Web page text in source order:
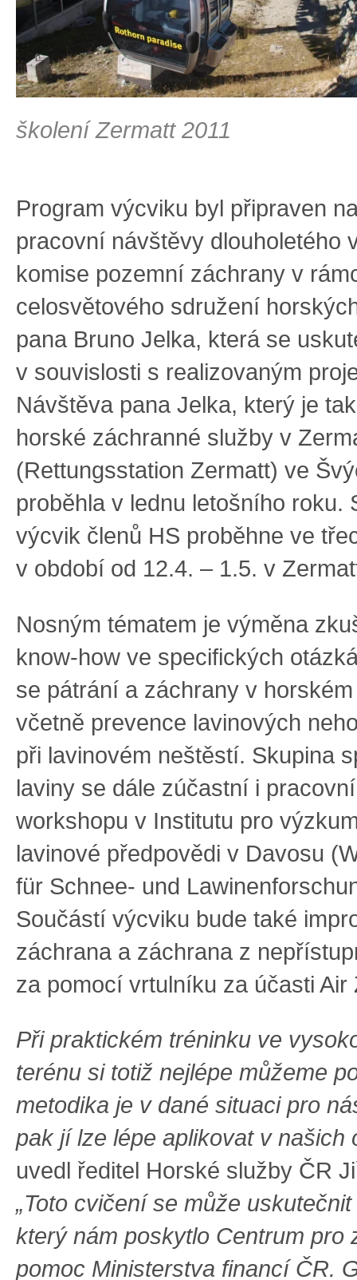
školení Zermatt 2011
Program výcviku byl připraven
pracovní návštěvy dlouholetého
komise pozemní záchrany v
celosvětového sdružení
pana Bruno Jelka, která se
v souvislosti s realizovaným
Návštěva pana Jelka, který je
horské záchranné služby v
(Rettungsstation Zermatt) ve
proběhla v lednu letošního roku.
výcvik členů HS proběhne ve
v období od 12.4. – 1.5. v
Nosným tématem je výměna
know-how ve specifických
se pátrání a záchrany v
včetně prevence lavinových
při lavinovém neštěstí. Skupina
laviny se dále zúčastní i
workshopu v Institutu pro
lavinové předpovědi v Davosu
für Schnee- und
Součástí výcviku bude také
záchrana a záchrana z
za pomocí vrtulníku za účasti Air
Při praktickém tréninku ve
terénu si totiž nejlépe můžeme
metodika je v dané situaci pro
pak jí lze lépe aplikovat v našich
uvedl ředitel Horské služby ČR
„Toto cvičení se může
který nám poskytlo Centrum pro
pomoc Ministerstva financí ČR.